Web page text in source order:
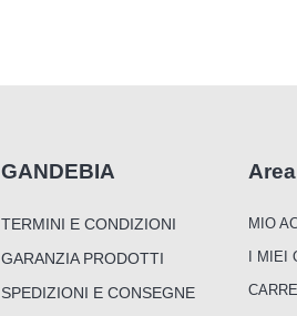
GANDEBIA
TERMINI E CONDIZIONI
GARANZIA PRODOTTI
SPEDIZIONI E CONSEGNE
MIO
I MIEI